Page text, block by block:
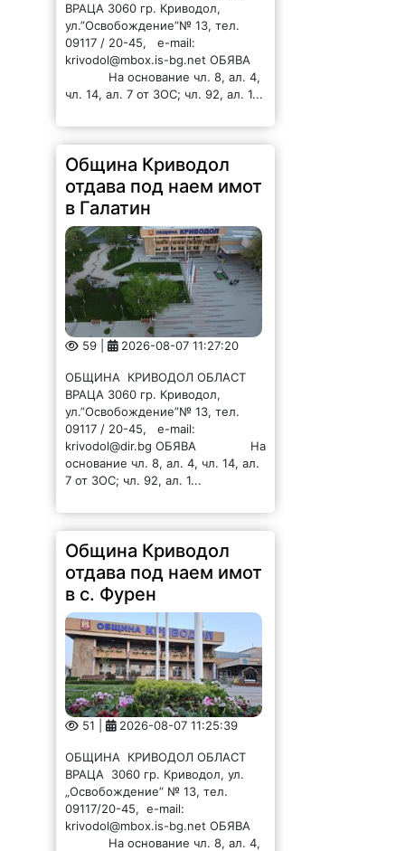
ВРАЦА 3060 гр. Криводол,
ул.”Освобождение”№ 13, тел.
09117 / 20-45, e-mail:
krivodol@mbox.is-bg.net ОБЯВА
На основание чл. 8, ал. 4,
чл. 14, ал. 7 от ЗОС; чл. 92, ал. 1...
Община Криводол
отдава под наем имот
в Галатин
59 | 2026-08-07 11:27:20
ОБЩИНА КРИВОДОЛ ОБЛАСТ
ВРАЦА 3060 гр. Криводол,
ул.”Освобождение”№ 13, тел.
09117 / 20-45, e-mail:
krivodol@dir.bg ОБЯВА На
основание чл. 8, ал. 4, чл. 14, ал.
7 от ЗОС; чл. 92, ал. 1...
Община Криводол
отдава под наем имот
в с. Фурен
51 | 2026-08-07 11:25:39
ОБЩИНА КРИВОДОЛ ОБЛАСТ
ВРАЦА 3060 гр. Криводол, ул.
„Освобождение” № 13, тел.
09117/20-45, e-mail:
krivodol@mbox.is-bg.net ОБЯВА
На основание чл. 8, ал. 4,